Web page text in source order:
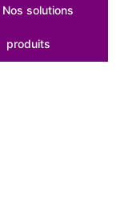
solutions
produits